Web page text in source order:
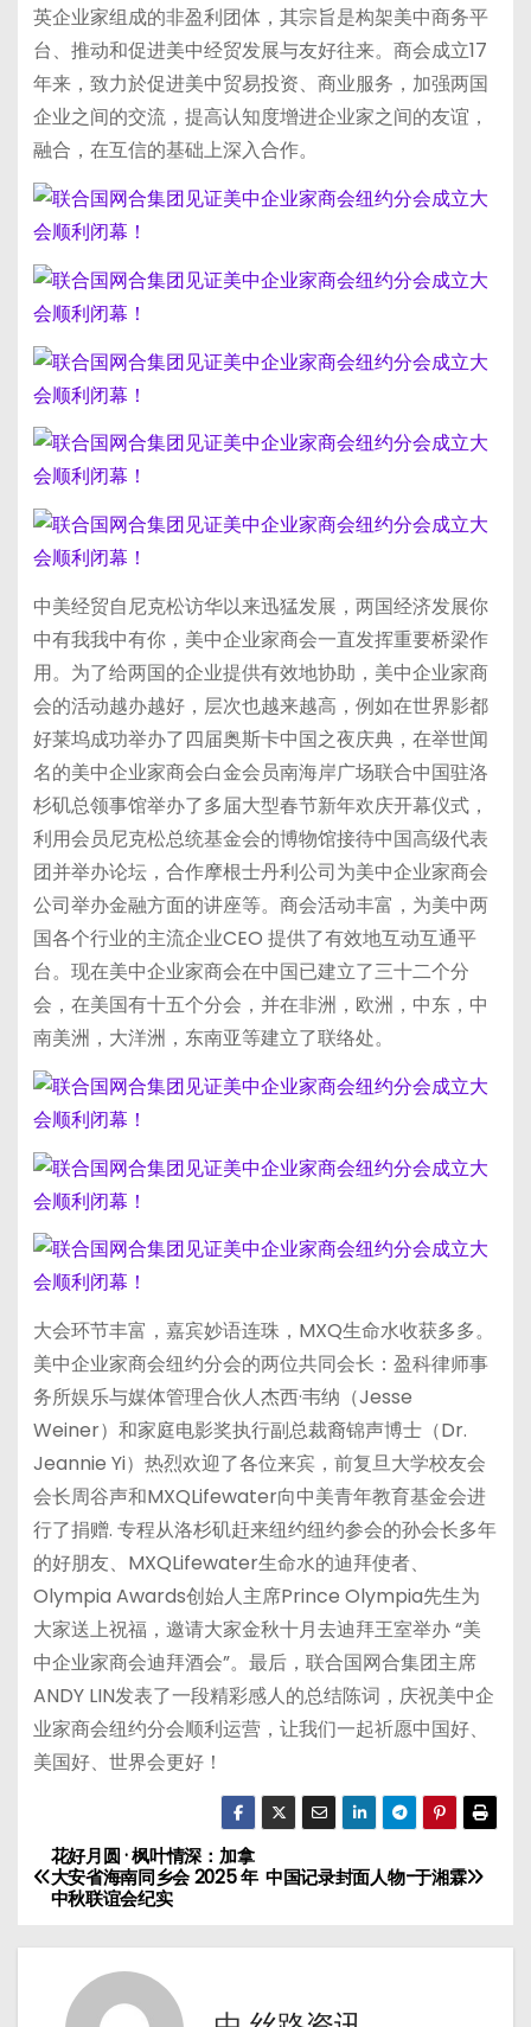
英企业家组成的非盈利团体，其宗旨是构架美中商务平
台、推动和促进美中经贸发展与友好往来。商会成立17
年来，致力於促进美中贸易投资、商业服务，加强两国
企业之间的交流，提高认知度增进企业家之间的友谊，
融合，在互信的基础上深入合作。
中美经贸自尼克松访华以来迅猛发展，两国经济发展你
中有我我中有你，美中企业家商会一直发挥重要桥梁作
用。为了给两国的企业提供有效地协助，美中企业家商
会的活动越办越好，层次也越来越高，例如在世界影都
好莱坞成功举办了四届奥斯卡中国之夜庆典，在举世闻
名的美中企业家商会白金会员南海岸广场联合中国驻洛
杉矶总领事馆举办了多届大型春节新年欢庆开幕仪式，
利用会员尼克松总统基金会的博物馆接待中国高级代表
团并举办论坛，合作摩根士丹利公司为美中企业家商会
公司举办金融方面的讲座等。商会活动丰富，为美中两
国各个行业的主流企业CEO 提供了有效地互动互通平
台。现在美中企业家商会在中国已建立了三十二个分
会，在美国有十五个分会，并在非洲，欧洲，中东，中
南美洲，大洋洲，东南亚等建立了联络处。
大会环节丰富，嘉宾妙语连珠，MXQ生命水收获多多。
美中企业家商会纽约分会的两位共同会长：盈科律师事
务所娱乐与媒体管理合伙人杰西·韦纳（Jesse
Weiner）和家庭电影奖执行副总裁裔锦声博士（Dr.
Jeannie Yi）热烈欢迎了各位来宾，前复旦大学校友会
会长周谷声和MXQLifewater向中美青年教育基金会进
行了捐赠. 专程从洛杉矶赶来纽约纽约参会的孙会长多年
的好朋友、MXQLifewater生命水的迪拜使者、
Olympia Awards创始人主席Prince Olympia先生为
大家送上祝福，邀请大家金秋十月去迪拜王室举办 “美
中企业家商会迪拜酒会”。最后，联合国网合集团主席
ANDY LIN发表了一段精彩感人的总结陈词，庆祝美中企
业家商会纽约分会顺利运营，让我们一起祈愿中国好、
美国好、世界会更好！
文
章
中国记录封面人物-于湘霖
花好月圆 · 枫叶情深：加拿
大安省海南同乡会 2025 年
中秋联谊会纪实